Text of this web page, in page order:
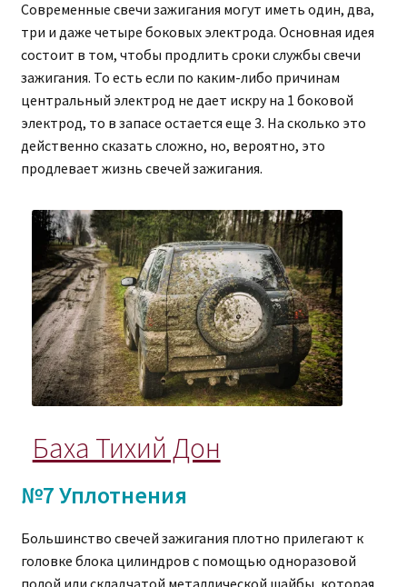
Современные свечи зажигания могут иметь один, два,
три и даже четыре боковых электрода. Основная идея
состоит в том, чтобы продлить сроки службы свечи
зажигания. То есть если по каким-либо причинам
центральный электрод не дает искру на 1 боковой
электрод, то в запасе остается еще 3. На сколько это
действенно сказать сложно, но, вероятно, это
продлевает жизнь свечей зажигания.
Баха Тихий Дон
№7 Уплотнения
Большинство свечей зажигания плотно прилегают к
головке блока цилиндров с помощью одноразовой